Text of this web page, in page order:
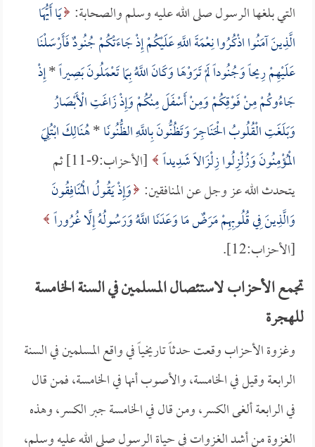
التي بلغها الرسول صلى الله عليه وسلم والصحابة: يَا أَيُّهَا
الَّذِينَ آمَنُوا اذْكُرُوا نِعْمَةَ اللَّهِ عَلَيْكُمْ إِذْ جَاءَتْكُمْ جُنُودٌ فَأَرْسَلْنَا
عَلَيْهِمْ رِيحاً وَجُنُوداً لَمْ تَرَوْهَا وَكَانَ اللَّهُ بِمَا تَعْمَلُونَ بَصِيراً*إِذْ
جَاءُوكُمْ مِنْ فَوْقِكُمْ وَمِنْ أَسْفَلَ مِنْكُمْ وَإِذْ زَاغَتِ الْأَبْصَارُ
وَبَلَغَتِ الْقُلُوبُ الْحَنَاجِرَ وَتَظُنُّونَ بِاللَّهِ الظُّنُونَا*هُنَالِكَ ابْتُلِيَ
الْمُؤْمِنُونَ وَزُلْزِلُوا زِلْزَالاً شَدِيداً
[الأحزاب:9-11] ثم
يتحدث الله عز وجل عن المنافقين: وَإِذْ يَقُولُ الْمُنَافِقُونَ
وَالَّذِينَ فِي قُلُوبِهِمْ مَرَضٌ مَا وَعَدَنَا اللَّهُ وَرَسُولُهُ إِلَّا غُرُوراً
[الأحزاب:12].
تجمع الأحزاب لاستئصال المسلمين في السنة الخامسة
للهجرة
وغزوة الأحزاب وقعت حدثاً تاريخياً في واقع المسلمين في السنة
الرابعة وقيل في الخامسة، والأصوب أنها في الخامسة، فمن قال
في الرابعة ألغى الكسر، ومن قال في الخامسة جبر الكسر، وهذه
الغزوة من أشد الغزوات في حياة الرسول صلى الله عليه وسلم،